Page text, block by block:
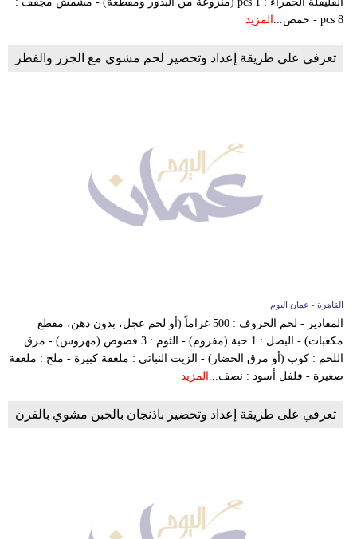
8 pcs - حمص...
المزيد
تعرفي على طريقة إعداد وتحضير لحم مشوي مع الجزر والفطر
القاهرة - عمان اليوم
المقادير - لحم الخروف : 500 غراماً (أو لحم عجل، بدون دهن، مقطع
مكعبات) - البصل : 1 حبة (مفروم) - الثوم : 3 فصوص (مهروس) - مرق
اللحم : كوب (أو مرق الخضار) - الزيت النباتي : ملعقة كبيرة - ملح : ملعقة
صغيرة - فلفل أسود : نصف...
المزيد
تعرفي على طريقة إعداد وتحضير باذنجان بالجبن مشوي بالفرن